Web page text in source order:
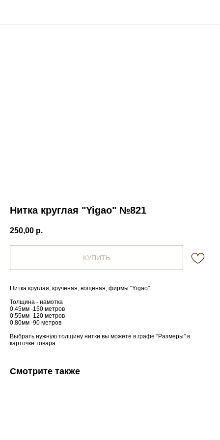
Нитка круглая "Yigao" №821
250,00 р.
КУПИТЬ
Нитка круглая, кручёная, вощёная, фирмы "Yigao"
Толщина - намотка
0,45мм -150 метров
0,55мм -120 метров
0,80мм -90 метров
Выбрать нужную толщину нитки вы можете в графе "Размеры" в
карточке товара
Смотрите также